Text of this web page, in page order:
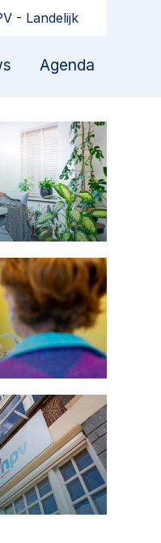
Agenda
- Landelijk